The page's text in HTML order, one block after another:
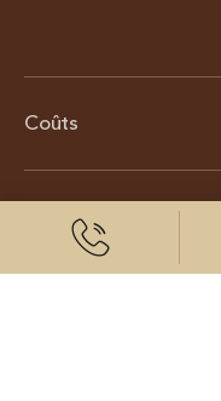
Coûts
À propos de nous